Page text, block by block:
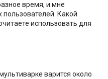
время, и мне
пользователей. Какой
использовать для
варится около